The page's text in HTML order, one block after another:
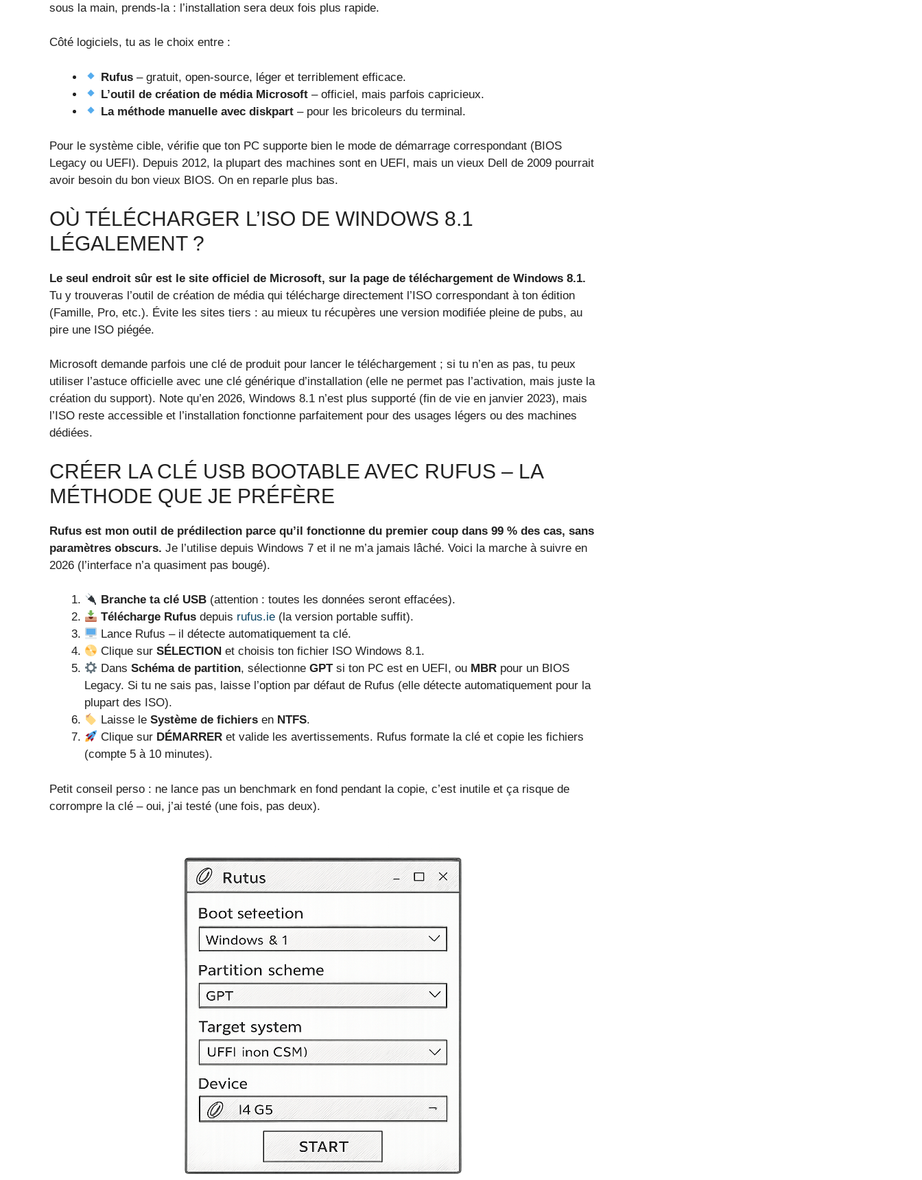
sous la main, prends-la : l’installation sera deux fois plus rapide.
Côté logiciels, tu as le choix entre :
Rufus – gratuit, open-source, léger et terriblement efficace.
L’outil de création de média Microsoft – officiel, mais parfois capricieux.
La méthode manuelle avec diskpart – pour les bricoleurs du terminal.
Pour le système cible, vérifie que ton PC supporte bien le mode de démarrage correspondant (BIOS
Legacy ou UEFI). Depuis 2012, la plupart des machines sont en UEFI, mais un vieux Dell de 2009 pourrait
avoir besoin du bon vieux BIOS. On en reparle plus bas.
OÙ TÉLÉCHARGER L’ISO DE WINDOWS 8.1
LÉGALEMENT ?
Le seul endroit sûr est le site officiel de Microsoft, sur la page de téléchargement de Windows 8.1.
Tu y trouveras l’outil de création de média qui télécharge directement l’ISO correspondant à ton édition
(Famille, Pro, etc.). Évite les sites tiers : au mieux tu récupères une version modifiée pleine de pubs, au
pire une ISO piégée.
Microsoft demande parfois une clé de produit pour lancer le téléchargement ; si tu n’en as pas, tu peux
utiliser l’astuce officielle avec une clé générique d’installation (elle ne permet pas l’activation, mais juste la
création du support). Note qu’en 2026, Windows 8.1 n’est plus supporté (fin de vie en janvier 2023), mais
l’ISO reste accessible et l’installation fonctionne parfaitement pour des usages légers ou des machines
dédiées.
CRÉER LA CLÉ USB BOOTABLE AVEC RUFUS – LA
MÉTHODE QUE JE PRÉFÈRE
Rufus est mon outil de prédilection parce qu’il fonctionne du premier coup dans 99 % des cas, sans
paramètres obscurs. Je l’utilise depuis Windows 7 et il ne m’a jamais lâché. Voici la marche à suivre en
2026 (l’interface n’a quasiment pas bougé).
Branche ta clé USB (attention : toutes les données seront effacées).
Télécharge Rufus depuis rufus.ie (la version portable suffit).
Lance Rufus – il détecte automatiquement ta clé.
Clique surSÉLECTION et choisis ton fichier ISO Windows 8.1.
DansSchéma de partition, sélectionneGPTsi ton PC est en UEFI, ou MBR pour un BIOS
Legacy. Si tu ne sais pas, laisse l’option par défaut de Rufus (elle détecte automatiquement pour la
plupart des ISO).
Laisse leSystème de fichiers en NTFS.
Clique sur DÉMARRER et valide les avertissements. Rufus formate la clé et copie les fichiers
(compte 5 à 10 minutes).
Petit conseil perso : ne lance pas un benchmark en fond pendant la copie, c’est inutile et ça risque de
corrompre la clé – oui, j’ai testé (une fois, pas deux).